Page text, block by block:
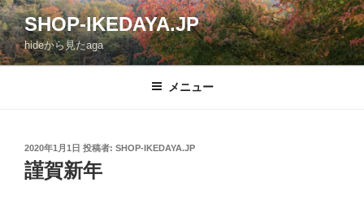
コ
ン
テ
ン
SHOP-IKEDAYA.JP
hideから見たaga
メニュー
投
稿
日:
2020年1月1日 投稿者: SHOP-IKEDAYA.JP
謹賀新年